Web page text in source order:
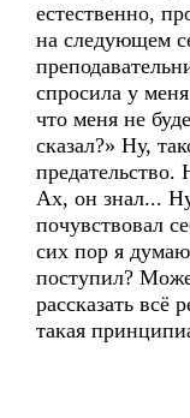
естественно,
на следующем
спросила у
что меня не
сказал?» Ну,
Ах, он знал...
почувствовал
сих пор я
поступил?
рассказать всё
такая